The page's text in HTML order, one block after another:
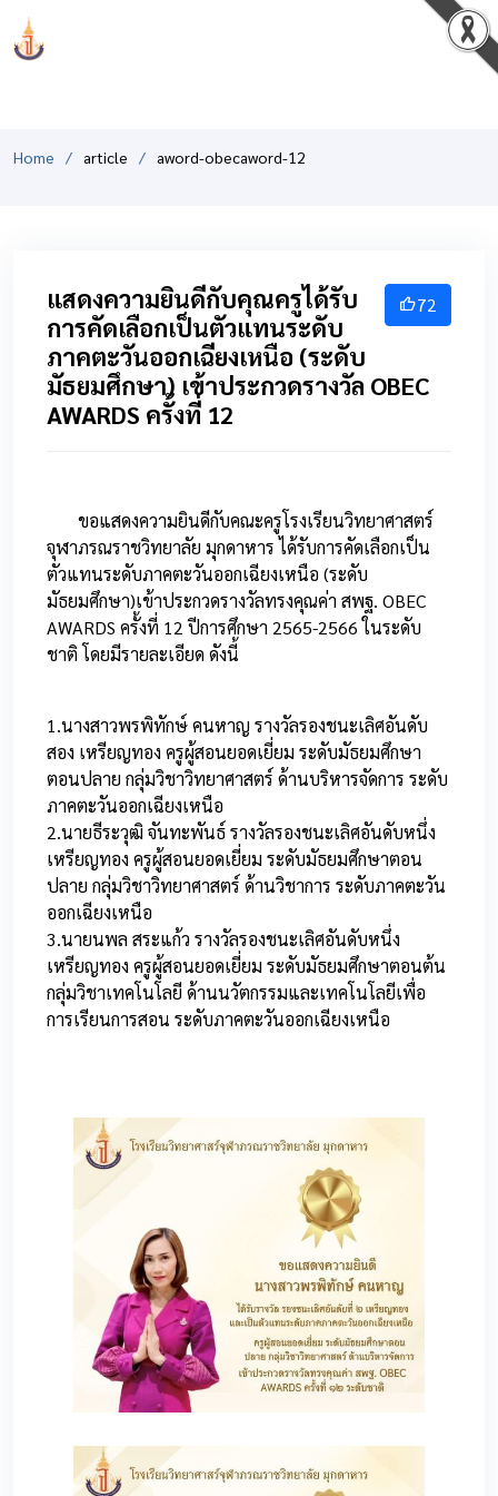
Home article aword-obecaword-12
72
แสดงความยินดีกับคุณครูได้รับ
การคัดเลือกเป็นตัวแทนระดับ
ภาคตะวันออกเฉียงเหนือ (ระดับ
มัธยมศึกษา) เข้าประกวดรางวัล OBEC
AWARDS ครั้งที่ 12
ขอแสดงความยินดีกับคณะครูโรงเรียนวิทยาศาสตร์
จุฬาภรณราชวิทยาลัย มุกดาหาร ได้รับการคัดเลือกเป็น
ตัวแทนระดับภาคตะวันออกเฉียงเหนือ (ระดับ
มัธยมศึกษา)เข้าประกวดรางวัลทรงคุณค่า สพฐ. OBEC
AWARDS ครั้งที่ 12 ปีการศึกษา 2565-2566 ในระดับ
ชาติ โดยมีรายละเอียด ดังนี้
1.นางสาวพรพิทักษ์ คนหาญ รางวัลรองชนะเลิศอันดับ
สอง เหรียญทอง ครูผู้สอนยอดเยี่ยม ระดับมัธยมศึกษา
ตอนปลาย กลุ่มวิชาวิทยาศาสตร์ ด้านบริหารจัดการ ระดับ
ภาคตะวันออกเฉียงเหนือ
2.นายธีระวุฒิ จันทะพันธ์ รางวัลรองชนะเลิศอันดับหนึ่ง
เหรียญทอง ครูผู้สอนยอดเยี่ยม ระดับมัธยมศึกษาตอน
ปลาย กลุ่มวิชาวิทยาศาสตร์ ด้านวิชาการ ระดับภาคตะวัน
ออกเฉียงเหนือ
3.นายนพล สระแก้ว รางวัลรองชนะเลิศอันดับหนึ่ง
เหรียญทอง ครูผู้สอนยอดเยี่ยม ระดับมัธยมศึกษาตอนต้น
กลุ่มวิชาเทคโนโลยี ด้านนวัตกรรมและเทคโนโลยีเพื่อ
การเรียนการสอน ระดับภาคตะวันออกเฉียงเหนือ
60